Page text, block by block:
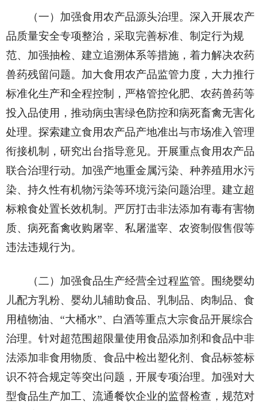
（一）加强食用农产品源头治理。深入开展农产
品质量安全专项整治，采取完善标准、制定行为规
范、加强抽检、建立追溯体系等措施，着力解决农药
兽药残留问题。加大食用农产品监管力度，大力推行
标准化生产和全程控制，严格管控化肥、农药兽药等
投入品使用，推动病虫害绿色防控和病死畜禽无害化
处理。探索建立食用农产品产地准出与市场准入管理
衔接机制，研究出台指导意见。开展重点食用农产品
联合治理行动。加强产地重金属污染、种养殖用水污
染、持久性有机物污染等环境污染问题治理。建立超
标粮食处置长效机制。严厉打击非法添加有毒有害物
质、病死畜禽收购屠宰、私屠滥宰、农资制假售假等
违法违规行为。
（二）加强食品生产经营全过程监管。围绕婴幼
儿配方乳粉、婴幼儿辅助食品、乳制品、肉制品、食
用植物油、“大桶水”、白酒等重点大宗食品开展综合
治理。针对超范围超限量使用食品添加剂和食品中非
法添加非食用物质、食品中检出塑化剂、食品标签标
识不符合规定等突出问题，开展专项治理。加强对大
型食品生产加工、流通餐饮企业的监督检查，规范对